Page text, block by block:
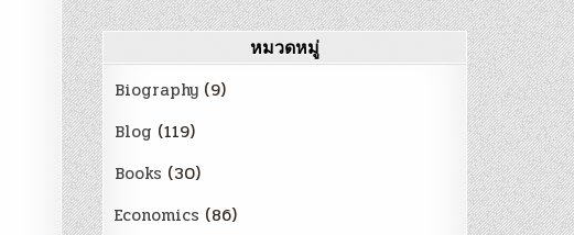
หมวดหมู่
Biography (9)
Blog (119)
Books (30)
Economics (86)